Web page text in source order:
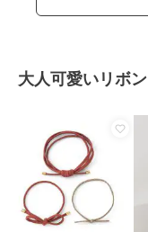
大人可愛いリボ